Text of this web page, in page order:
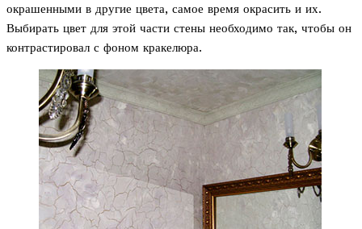
окрашенными в другие цвета, самое время окрасить и их.
Выбирать цвет для этой части стены необходимо так, чтобы он
контрастировал с фоном кракелюра.